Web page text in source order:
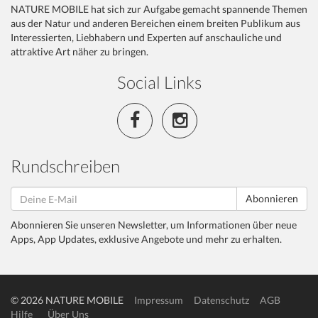
NATURE MOBILE hat sich zur Aufgabe gemacht spannende Themen
aus der Natur und anderen Bereichen einem breiten Publikum aus
Interessierten, Liebhabern und Experten auf anschauliche und
attraktive Art näher zu bringen.
Social Links
Rundschreiben
Abonnieren
Abonnieren Sie unseren Newsletter, um Informationen über neue
Apps, App Updates, exklusive Angebote und mehr zu erhalten.
© 2026 NATURE MOBILE Impressum Datenschutz
AGB
Hilfe
Über Uns